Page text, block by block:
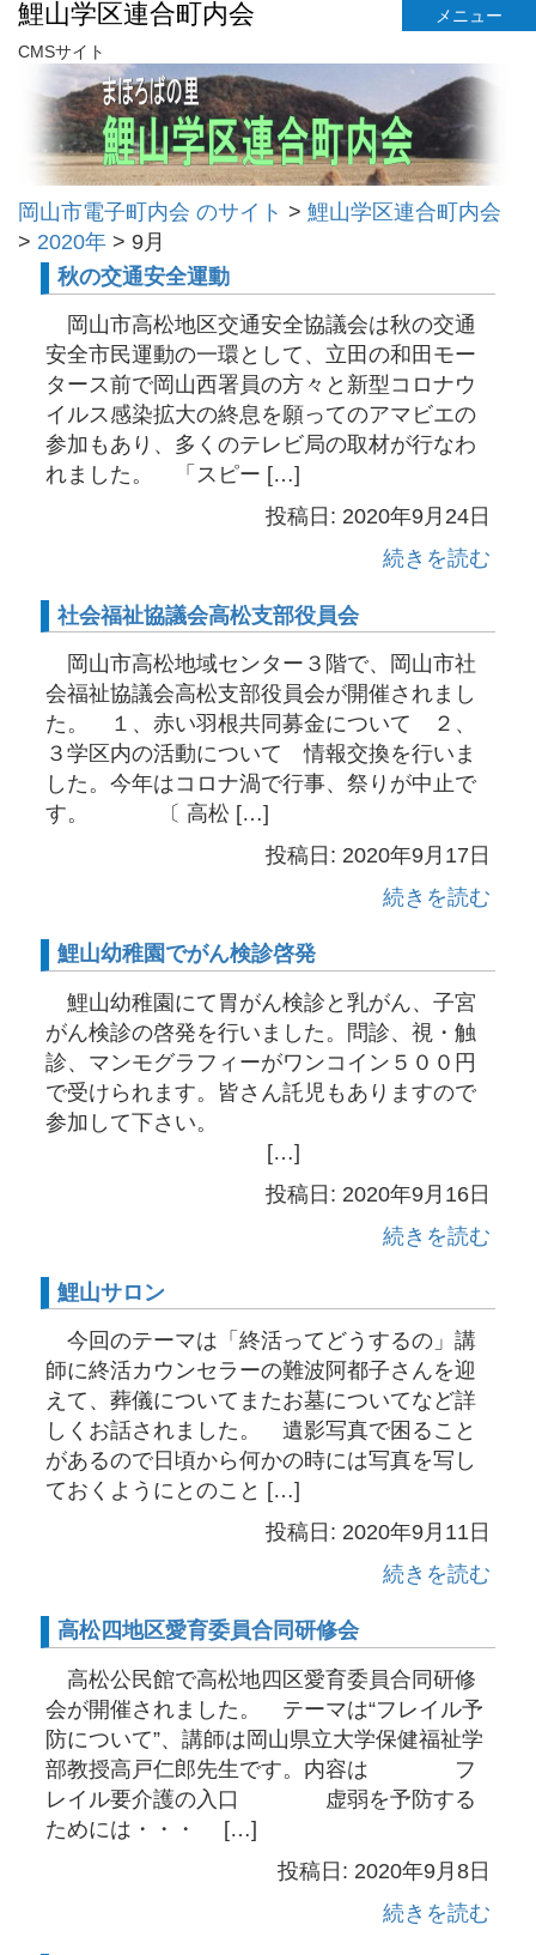
鯉山学区連合町内会
メニュー
CMSサイト
岡山市電子町内会 のサイト > 鯉山学区連合町内会
> 2020年 > 9月
秋の交通安全運動
岡山市高松地区交通安全協議会は秋の交通
安全市民運動の一環として、立田の和田モー
タース前で岡山西署員の方々と新型コロナウ
イルス感染拡大の終息を願ってのアマビエの
参加もあり、多くのテレビ局の取材が行なわ
れました。 「スピー […]
投稿日: 2020年9月24日
続きを読む
社会福祉協議会高松支部役員会
岡山市高松地域センター３階で、岡山市社
会福祉協議会高松支部役員会が開催されまし
た。 １、赤い羽根共同募金について ２、
３学区内の活動について 情報交換を行いま
した。今年はコロナ渦で行事、祭りが中止で
す。 〔 高松 […]
投稿日: 2020年9月17日
続きを読む
鯉山幼稚園でがん検診啓発
鯉山幼稚園にて胃がん検診と乳がん、子宮
がん検診の啓発を行いました。問診、視・触
診、マンモグラフィーがワンコイン５００円
で受けられます。皆さん託児もありますので
参加して下さい。
[…]
投稿日: 2020年9月16日
続きを読む
鯉山サロン
今回のテーマは「終活ってどうするの」講
師に終活カウンセラーの難波阿都子さんを迎
えて、葬儀についてまたお墓についてなど詳
しくお話されました。 遺影写真で困ること
があるので日頃から何かの時には写真を写し
ておくようにとのこと […]
投稿日: 2020年9月11日
続きを読む
高松四地区愛育委員合同研修会
高松公民館で高松地四区愛育委員合同研修
会が開催されました。 テーマは“フレイル予
防について”、講師は岡山県立大学保健福祉学
部教授高戸仁郎先生です。内容は フ
レイル要介護の入口 虚弱を予防する
ためには・・・ […]
投稿日: 2020年9月8日
続きを読む